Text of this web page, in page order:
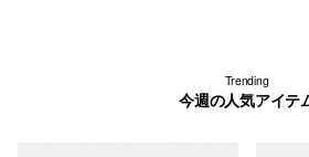
Trending
今週の人気アイテ